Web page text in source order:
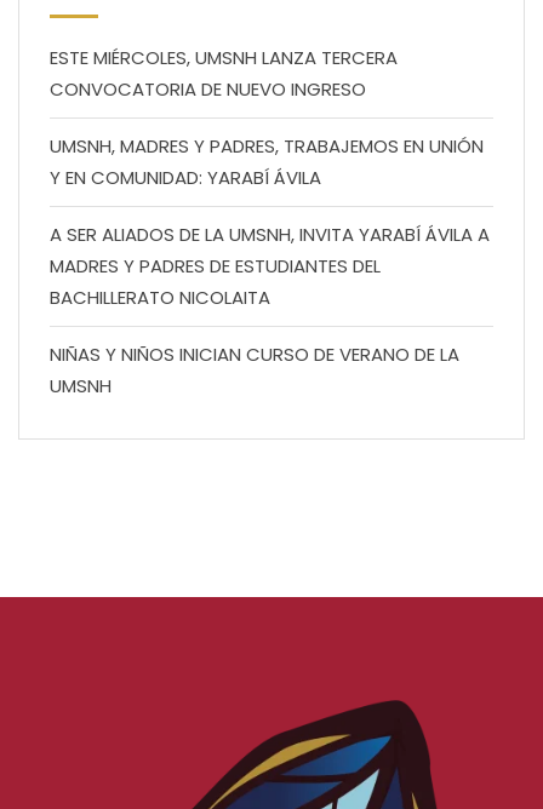
ESTE MIÉRCOLES, UMSNH LANZA TERCERA
CONVOCATORIA DE NUEVO INGRESO
UMSNH, MADRES Y PADRES, TRABAJEMOS EN UNIÓN
Y EN COMUNIDAD: YARABÍ ÁVILA
A SER ALIADOS DE LA UMSNH, INVITA YARABÍ ÁVILA A
MADRES Y PADRES DE ESTUDIANTES DEL
BACHILLERATO NICOLAITA
NIÑAS Y NIÑOS INICIAN CURSO DE VERANO DE LA
UMSNH